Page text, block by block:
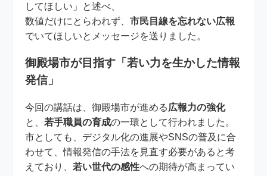
してほしい」と述べ、
数値だけにとらわれず、市民目線を忘れない広報
でいてほしいとメッセージを送りました。
御殿場市が目指す「若い力を生かした情報
発信」
今回の講話は、御殿場市が進める広報力の強化
と、若手職員の育成の一環として行われました。
市としても、デジタル化の進展やSNSの普及に合
わせて、情報発信の手法を見直す必要があると考
えており、若い世代の感性への期待が高まってい